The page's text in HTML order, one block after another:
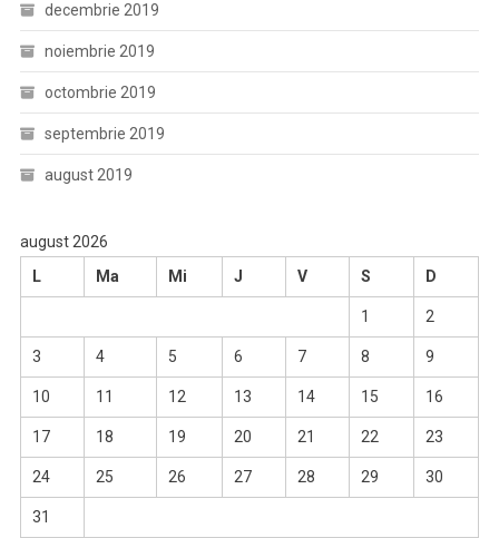
decembrie 2019
noiembrie 2019
octombrie 2019
septembrie 2019
august 2019
august 2026
L
Ma Mi J V S D
1 2
3 4 5 6 7 8 9
10 11 12 13 14 15 16
17 18 19 20 21 22 23
24 25 26 27 28 29 30
31